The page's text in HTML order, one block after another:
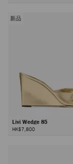
新品
Livi Wedge 85
HK$7,800